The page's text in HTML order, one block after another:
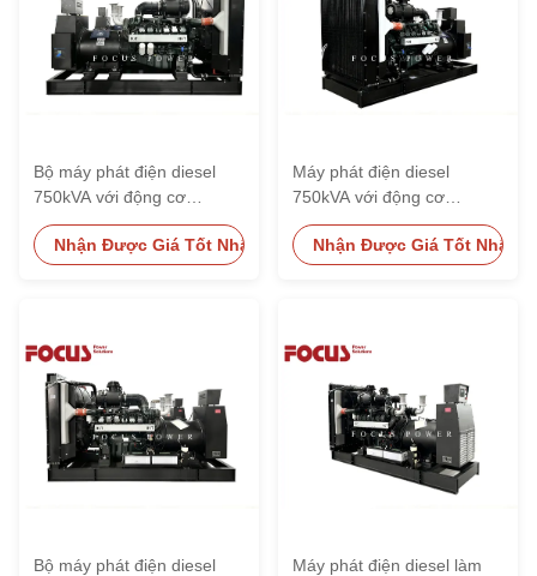
Bộ máy phát điện diesel
750kVA với động cơ
Hyundai Doosan DP222LC,
220V / 380V và 1500rpm
Nhận Được Giá Tốt Nhất
Máy phát điện diesel
750kVA với động cơ
HYUNDAI DOOSAN
DP222LC để tiết kiệm
Nhận Được Giá Tốt Nhất
Bộ máy phát điện diesel
Máy phát điện diesel làm